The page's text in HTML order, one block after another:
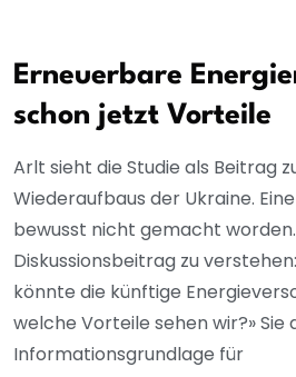
Erneuerbare
schon jetzt Vorteile
Arlt sieht die Studie als Beitrag
Wiederaufbaus der Ukraine.
bewusst nicht gemacht worden.
Diskussionsbeitrag zu
könnte die künftige
welche Vorteile sehen wir?» Sie
Informationsgrundlage für